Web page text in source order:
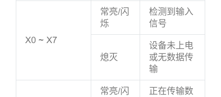
X0 ~ X7
常亮/闪
烁
检测到输入
信号
熄灭
设备未上电
或无数据传
输
常亮/闪
正在传输数